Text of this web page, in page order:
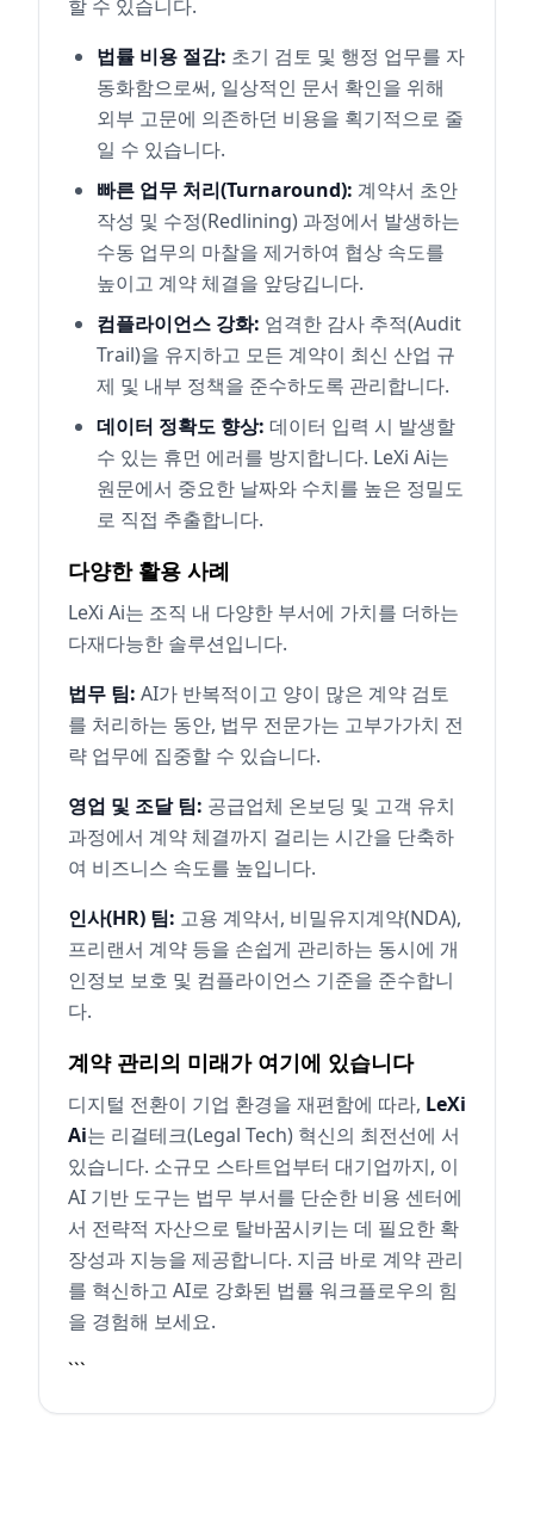
할 수 있습니다.
법률 비용 절감: 초기 검토 및 행정 업무를 자
동화함으로써, 일상적인 문서 확인을 위해
외부 고문에 의존하던 비용을 획기적으로 줄
일 수 있습니다.
빠른 업무 처리(Turnaround): 계약서 초안
작성 및 수정(Redlining) 과정에서 발생하는
수동 업무의 마찰을 제거하여 협상 속도를
높이고 계약 체결을 앞당깁니다.
컴플라이언스 강화: 엄격한 감사 추적(Audit
Trail)을 유지하고 모든 계약이 최신 산업 규
제 및 내부 정책을 준수하도록 관리합니다.
데이터 정확도 향상: 데이터 입력 시 발생할
수 있는 휴먼 에러를 방지합니다. LeXi Ai는
원문에서 중요한 날짜와 수치를 높은 정밀도
로 직접 추출합니다.
다양한 활용 사례
LeXi Ai는 조직 내 다양한 부서에 가치를 더하는
다재다능한 솔루션입니다.
법무 팀: AI가 반복적이고 양이 많은 계약 검토
를 처리하는 동안, 법무 전문가는 고부가가치 전
략 업무에 집중할 수 있습니다.
영업 및 조달 팀: 공급업체 온보딩 및 고객 유치
과정에서 계약 체결까지 걸리는 시간을 단축하
여 비즈니스 속도를 높입니다.
인사(HR) 팀: 고용 계약서, 비밀유지계약(NDA),
프리랜서 계약 등을 손쉽게 관리하는 동시에 개
인정보 보호 및 컴플라이언스 기준을 준수합니
다.
계약 관리의 미래가 여기에 있습니다
디지털 전환이 기업 환경을 재편함에 따라, LeXi
Ai는 리걸테크(Legal Tech) 혁신의 최전선에 서
있습니다. 소규모 스타트업부터 대기업까지, 이
AI 기반 도구는 법무 부서를 단순한 비용 센터에
서 전략적 자산으로 탈바꿈시키는 데 필요한 확
장성과 지능을 제공합니다. 지금 바로 계약 관리
를 혁신하고 AI로 강화된 법률 워크플로우의 힘
을 경험해 보세요.
```